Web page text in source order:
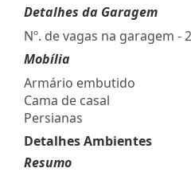
Detalhes da Garagem
Nº. de vagas na garagem - 2
Mobília
Armário embutido
Cama de casal
Persianas
Detalhes Ambientes
Resumo